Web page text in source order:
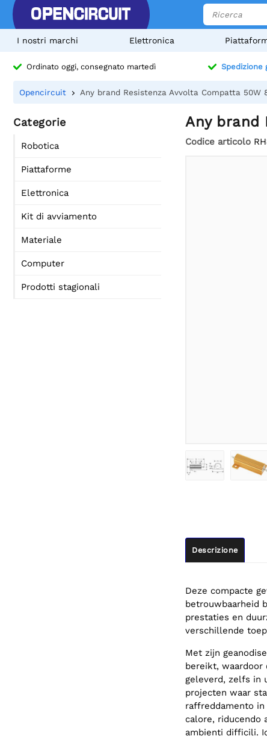
I nostri marchi Elettronica
Ordinato oggi, consegnato martedì Spedizione
Opencircuit Any brand Resistenza Avvolta Compatta 50W
Categorie
Robotica
Piattaforme
Elettronica
Kit di avviamento
Materiale
Computer
Prodotti stagionali
Any brand
Codice articolo
Descrizione
Deze compacte
betrouwbaarheid
prestaties en
verschillende
Met zijn
bereikt,
geleverd, zelfs in
projecten waar
raffreddamento
calore, riducendo
ambienti difficili.